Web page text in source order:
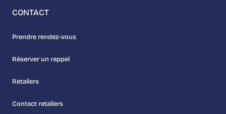
CONTACT
Prendre rendez-vous
Réserver un rappel
Retailers
Contact retailers